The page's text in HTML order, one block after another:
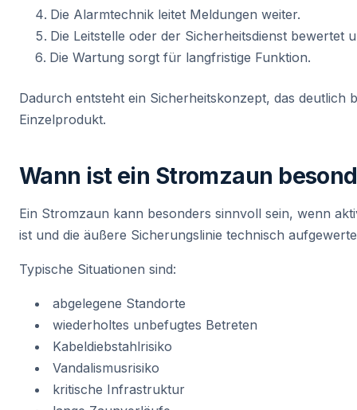
Die Alarmtechnik leitet Meldungen weiter.
Die Leitstelle oder der Sicherheitsdienst bewertet
Die Wartung sorgt für langfristige Funktion.
Dadurch entsteht ein Sicherheitskonzept, das deutlich
Einzelprodukt.
Wann ist ein Stromzaun
Ein Stromzaun kann besonders sinnvoll sein, wenn
ist und die äußere Sicherungslinie technisch
Typische Situationen sind:
abgelegene Standorte
wiederholtes unbefugtes Betreten
Kabeldiebstahlrisiko
Vandalismusrisiko
kritische Infrastruktur